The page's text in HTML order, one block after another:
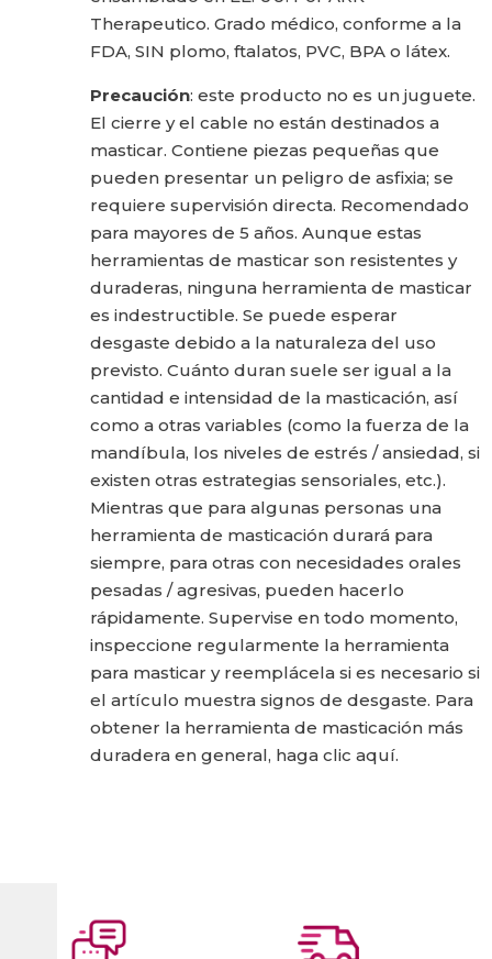
Therapeutico. Grado médico, conforme a la
FDA, SIN plomo, ftalatos, PVC, BPA o látex.
Precaución: este producto no es un juguete.
El cierre y el cable no están destinados a
masticar. Contiene piezas pequeñas que
pueden presentar un peligro de asfixia; se
requiere supervisión directa. Recomendado
para mayores de 5 años. Aunque estas
herramientas de masticar son resistentes y
duraderas, ninguna herramienta de masticar
es indestructible. Se puede esperar
desgaste debido a la naturaleza del uso
previsto. Cuánto duran suele ser igual a la
cantidad e intensidad de la masticación, así
como a otras variables (como la fuerza de la
mandíbula, los niveles de estrés / ansiedad, si
existen otras estrategias sensoriales, etc.).
Mientras que para algunas personas una
herramienta de masticación durará para
siempre, para otras con necesidades orales
pesadas / agresivas, pueden hacerlo
rápidamente. Supervise en todo momento,
inspeccione regularmente la herramienta
para masticar y reemplácela si es necesario si
el artículo muestra signos de desgaste. Para
obtener la herramienta de masticación más
duradera en general, haga clic aquí.